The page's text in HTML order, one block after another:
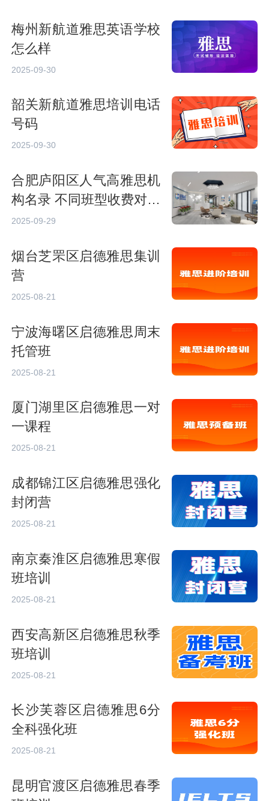
梅州新航道雅思英语学校
怎么样
2025-09-30
韶关新航道雅思培训电话
号码
2025-09-30
合肥庐阳区人气高雅思机
构名录 不同班型收费对比
分析
2025-09-29
烟台芝罘区启德雅思集训
营
2025-08-21
宁波海曙区启德雅思周末
托管班
2025-08-21
厦门湖里区启德雅思一对
一课程
2025-08-21
成都锦江区启德雅思强化
封闭营
2025-08-21
南京秦淮区启德雅思寒假
班培训
2025-08-21
西安高新区启德雅思秋季
班培训
2025-08-21
长沙芙蓉区启德雅思6分
全科强化班
2025-08-21
昆明官渡区启德雅思春季